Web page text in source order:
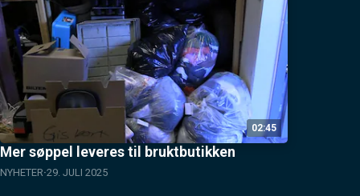
02:45
Mer søppel leveres til bruktbutikken
NYHETER 29. JULI 2025